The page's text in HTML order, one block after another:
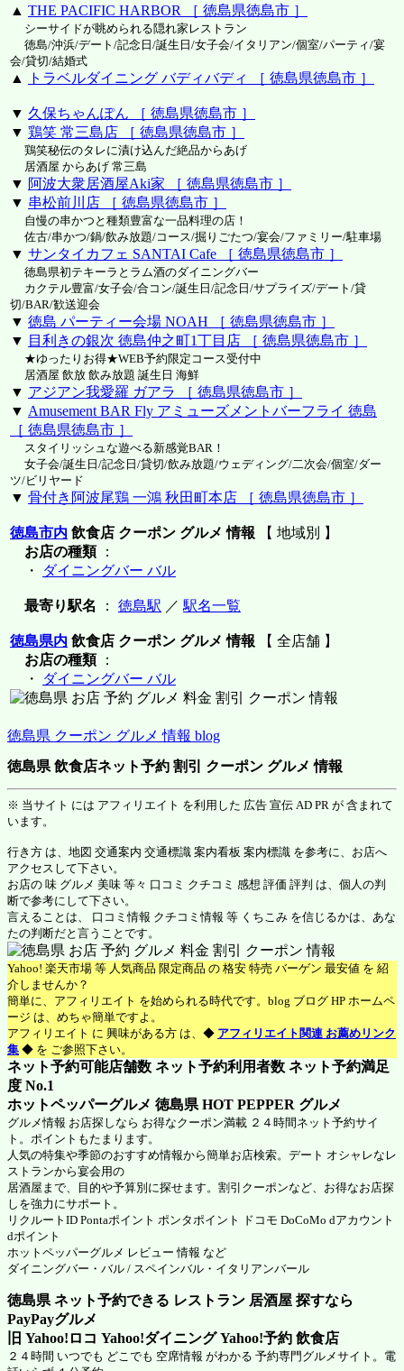
▲ THE PACIFIC HARBOR ［ 徳島県徳島市 ］
シーサイドが眺められる隠れ家レストラン
徳島/沖浜/デート/記念日/誕生日/女子会/イタリアン/個室/パーティ/宴
会/貸切/結婚式
▲ トラベルダイニング バディバディ ［ 徳島県徳島市 ］
▼ 久保ちゃんぽん ［ 徳島県徳島市 ］
▼ 鶏笑 常三島店 ［ 徳島県徳島市 ］
鶏笑秘伝のタレに漬け込んだ絶品からあげ
居酒屋 からあげ 常三島
▼ 阿波大衆居酒屋Aki家 ［ 徳島県徳島市 ］
▼ 串松前川店 ［ 徳島県徳島市 ］
自慢の串かつと種類豊富な一品料理の店！
佐古/串かつ/鍋/飲み放題/コース/掘りごたつ/宴会/ファミリー/駐車場
▼ サンタイカフェ SANTAI Cafe ［ 徳島県徳島市 ］
徳島県初テキーラとラム酒のダイニングバー
カクテル豊富/女子会/合コン/誕生日/記念日/サプライズ/デート/貸
切/BAR/歓送迎会
▼ 徳島 パーティー会場 NOAH ［ 徳島県徳島市 ］
▼ 目利きの銀次 徳島仲之町1丁目店 ［ 徳島県徳島市 ］
★ゆったりお得★WEB予約限定コース受付中
居酒屋 飲放 飲み放題 誕生日 海鮮
▼ アジアン我愛羅 ガアラ ［ 徳島県徳島市 ］
▼ Amusement BAR Fly アミューズメントバーフライ 徳島
［ 徳島県徳島市 ］
スタイリッシュな遊べる新感覚BAR！
女子会/誕生日/記念日/貸切/飲み放題/ウェディング/二次会/個室/ダー
ツ/ビリヤード
▼ 骨付き阿波尾鶏 一鴻 秋田町本店 ［ 徳島県徳島市 ］
徳島市内 飲食店 クーポン グルメ 情報 【 地域別 】
お店の種類：
・
ダイニングバー バル
最寄り駅名 ： 徳島駅 ／ 駅名一覧
徳島県内 飲食店 クーポン グルメ 情報 【 全店舗 】
お店の種類：
・
ダイニングバー バル
徳島県 クーポン グルメ 情報 blog
徳島県 飲食店ネット予約 割引 クーポン グルメ 情報
※ 当サイト には アフィリエイト を利用した 広告 宣伝 AD PR が 含まれて
います。
行き方 は、地図 交通案内 交通標識 案内看板 案内標識 を参考に、お店へ
アクセスして下さい。
お店の 味 グルメ 美味 等々 口コミ クチコミ 感想 評価 評判 は、個人の判
断で参考にして下さい。
言えることは、 口コミ情報 クチコミ情報 等 くちこみ を信じるかは、あな
たの判断だと言うことです。
Yahoo! 楽天市場 等 人気商品 限定商品 の 格安 特売 バーゲン 最安値 を 紹
介しませんか？
簡単に、アフィリエイト を始められる時代です。blog ブログ HP ホームペ
ージ は、めちゃ簡単ですよ。
アフィリエイト に 興味がある方 は、◆ アフィリエイト関連 お薦めリンク
集 ◆ を ご参照下さい。
ネット予約可能店舗数 ネット予約利用者数 ネット予約満足
度 No.1
ホットペッパーグルメ 徳島県 HOT PEPPER グルメ
グルメ情報 お店探しなら お得なクーポン満載 ２４時間ネット予約サイ
ト。ポイントもたまります。
人気の特集や季節のおすすめ情報から簡単お店検索。デート オシャレなレ
ストランから宴会用の
居酒屋まで、目的や予算別に探せます。割引クーポンなど、お得なお店探
しを強力にサポート。
リクルートID Pontaポイント ポンタポイント ドコモ DoCoMo dアカウント
dポイント
ホットペッパーグルメ レビュー 情報 など
ダイニングバー・バル / スペインバル・イタリアンバール
徳島県 ネット予約できる レストラン 居酒屋 探すなら
PayPayグルメ
旧 Yahoo!ロコ Yahoo!ダイニング Yahoo!予約 飲食店
２４時間 いつでも どこでも 空席情報 がわかる 予約専門グルメサイト。電